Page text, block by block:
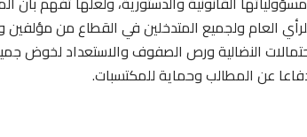
للرأي العام ولجميع المتدخلين في القطاع من
النضالية ورص الصفوف والاستعداد لخوض
عن المطالب وحماية للمكتسبات.